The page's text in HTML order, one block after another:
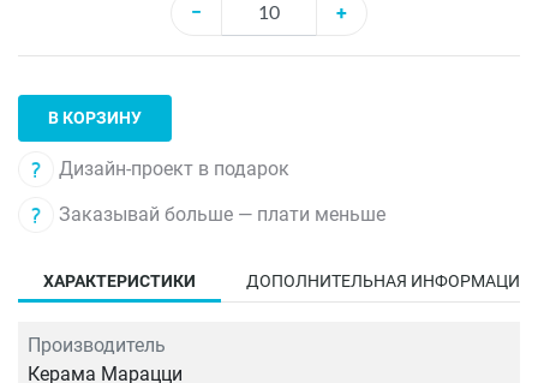
−
+
В КОРЗИНУ
Дизайн-проект в подарок
Заказывай больше — плати меньше
ХАРАКТЕРИСТИКИ ДОПОЛНИТЕЛЬНАЯ ИНФОРМАЦИЯ
Производитель
Керама Марацци